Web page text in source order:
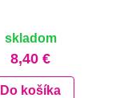
skladom
8,40 €
Do košíka